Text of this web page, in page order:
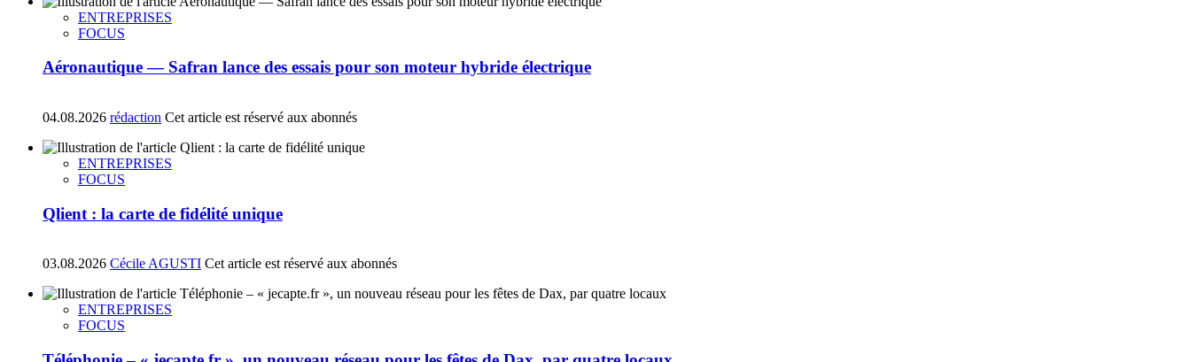
ENTREPRISES
FOCUS
Aéronautique — Safran lance des essais pour son moteur hybride électrique
04.08.2026 rédaction Cet article est réservé aux abonnés
ENTREPRISES
FOCUS
Qlient : la carte de fidélité unique
03.08.2026 Cécile AGUSTI Cet article est réservé aux abonnés
ENTREPRISES
FOCUS